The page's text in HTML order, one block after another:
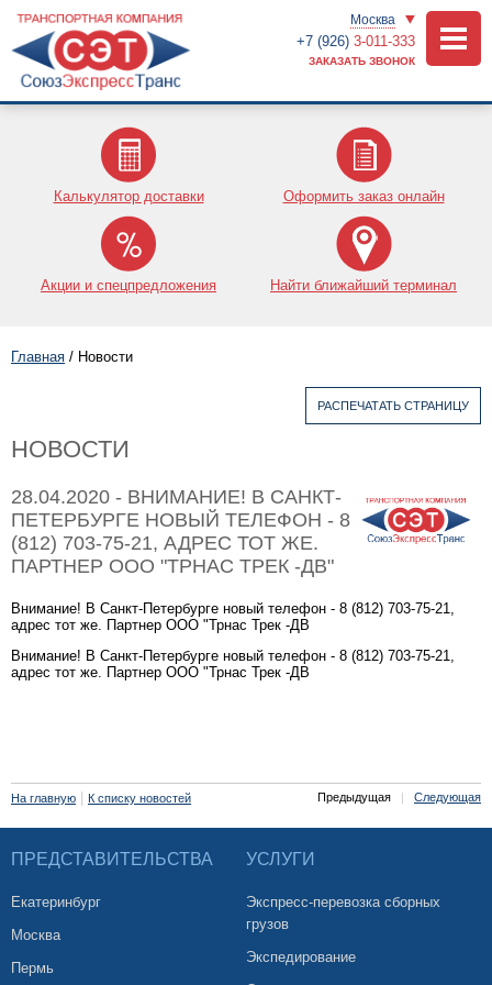
Москва
+7 (926) 3-011-333
ЗАКАЗАТЬ ЗВОНОК
Калькулятор доставки Оформить заказ онлайн
Акции и спецпредложения Найти ближайший терминал
Главная / Новости
РАСПЕЧАТАТЬ СТРАНИЦУ
НОВОСТИ
28.04.2020 - ВНИМАНИЕ! В САНКТ-
ПЕТЕРБУРГЕ НОВЫЙ ТЕЛЕФОН - 8
(812) 703-75-21, АДРЕС ТОТ ЖЕ.
ПАРТНЕР ООО "ТРНАС ТРЕК -ДВ"
Внимание! В Санкт-Петербурге новый телефон - 8 (812) 703-75-21,
адрес тот же. Партнер ООО "Трнас Трек -ДВ
Внимание! В Санкт-Петербурге новый телефон - 8 (812) 703-75-21,
адрес тот же. Партнер ООО "Трнас Трек -ДВ
На главную К списку новостей Предыдущая | Следующая
ПРЕДСТАВИТЕЛЬСТВА
Екатеринбург
Москва
Пермь
УСЛУГИ
Экспресс-перевозка сборных
грузов
Экспедирование